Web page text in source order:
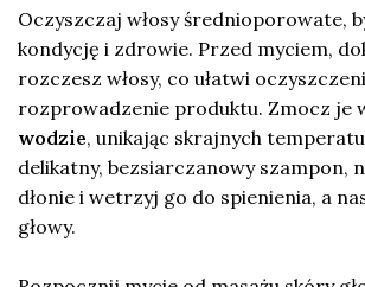
Oczyszczaj włosy średnioporowate,
kondycję i zdrowie. Przed myciem,
rozczesz włosy, co ułatwi
rozprowadzenie produktu. Zmocz je
wodzie, unikając skrajnych
delikatny, bezsiarczanowy szampon,
dłonie i wetrzyj go do spienienia, a
głowy.